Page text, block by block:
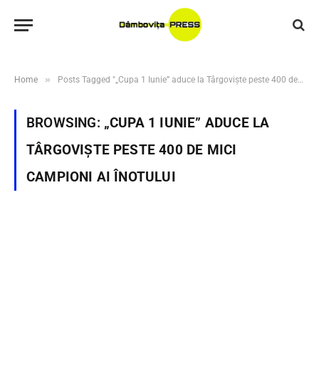
Home » Posts Tagged "„Cupa 1 Iunie” aduce la Târgoviște peste 400 de mici campioni ai înotului"
BROWSING: „CUPA 1 IUNIE” ADUCE LA
TÂRGOVIȘTE PESTE 400 DE MICI
CAMPIONI AI ÎNOTULUI